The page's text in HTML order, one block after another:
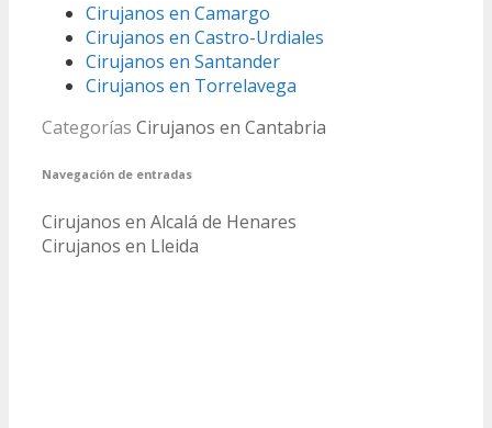
Cirujanos en Camargo
Cirujanos en Castro-Urdiales
Cirujanos en Santander
Cirujanos en Torrelavega
Categorías Cirujanos en Cantabria
Navegación de entradas
Cirujanos en Alcalá de Henares
Cirujanos en Lleida